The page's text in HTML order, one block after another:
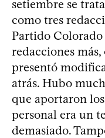
setiembre se
como tres
Partido
redacciones
presentó
atrás. Hubo
que aportaron
personal era un
demasiado.